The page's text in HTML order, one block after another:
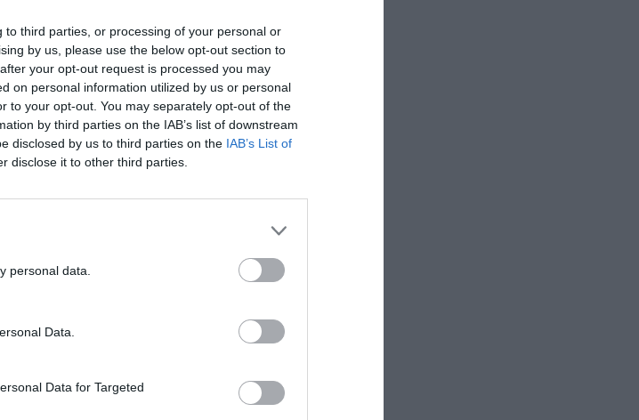
third parties, or processing of your personal or
by us, please use the below opt-out section to
your opt-out request is processed you may
on personal information utilized by us or personal
to your opt-out. You may separately opt-out of the
by third parties on the IAB’s list of downstream
disclosed by us to third parties on the IAB’s List of
disclose it to other third parties.
personal data.
Data.
Data for Targeted